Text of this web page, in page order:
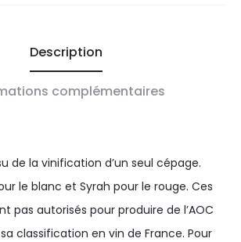
Description
complémentaires
de la vinification d’un seul cépage.
le blanc et Syrah pour le rouge. Ces
pas autorisés pour produire de l’AOC
classification en vin de France. Pour